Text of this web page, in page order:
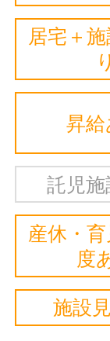
居宅＋
り
昇給
託児施
産休・育
度
施設